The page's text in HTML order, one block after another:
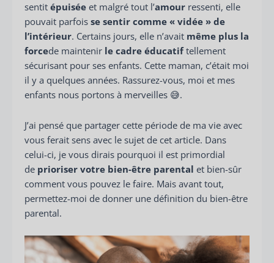
sentit épuisée et malgré tout l’amour ressenti, elle
pouvait parfois se sentir comme « vidée » de
l’intérieur. Certains jours, elle n’avait même plus la
forcede maintenir le cadre éducatiftellement
sécurisant pour ses enfants. Cette maman, c’était moi
il y a quelques années. Rassurez-vous, moi et mes
enfants nous portons à merveilles 😅.
J’ai pensé que partager cette période de ma vie avec
vous ferait sens avec le sujet de cet article. Dans
celui-ci, je vous dirais pourquoi il est primordial
de prioriser votre bien-être parental et bien-sûr
comment vous pouvez le faire. Mais avant tout,
permettez-moi de donner une définition du bien-être
parental.